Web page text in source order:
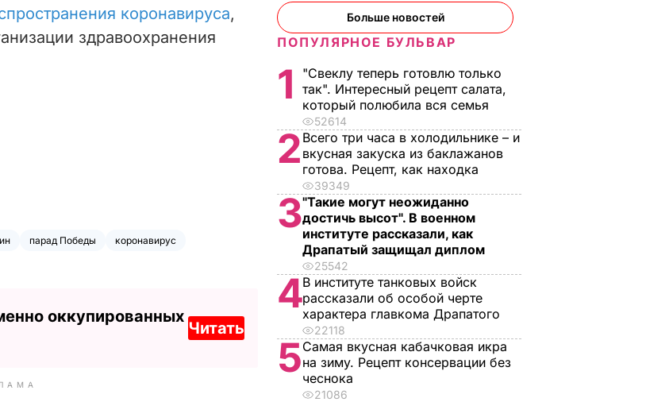
коронавируса,
здравоохранения
парад Победы
коронавирус
оккупированных
Читать
Больше новостей
ПОПУЛЯРНОЕ БУЛЬВАР
1
"Свеклу теперь готовлю только
так". Интересный рецепт салата,
который полюбила вся семья
52614
2 Всего три часа в холодильнике – и
вкусная закуска из баклажанов
готова. Рецепт, как находка
39349
3"Такие могут неожиданно
достичь высот". В военном
институте рассказали, как
Драпатый защищал диплом
25542
4В институте танковых войск
рассказали об особой черте
характера главкома Драпатого
22118
5Самая вкусная кабачковая икра
на зиму. Рецепт консервации без
чеснока
21086